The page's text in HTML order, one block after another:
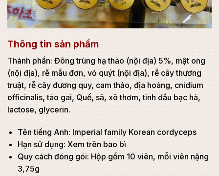
Thông tin sản phẩm
Thành phần: Đông trùng hạ thảo (nội địa) 5%, mật ong
(nội địa), rễ mẫu đơn, vỏ quýt (nội địa), rễ cây thương
truật, rễ cây đương quy, cam thảo, địa hoàng, cnidium
officinalis, táo gai, Quế, sả, xô thơm, tinh dầu bạc hà,
lactose, glycerin.
Tên tiếng Anh: Imperial family Korean cordyceps
Hạn sử dụng: Xem trên bao bì
Quy cách đóng gói: Hộp gồm 10 viên, mỗi viên nặng
3,75g